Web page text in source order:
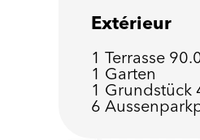
Extérieur
1 Terrasse
1 Garten
1 Grundstück
6